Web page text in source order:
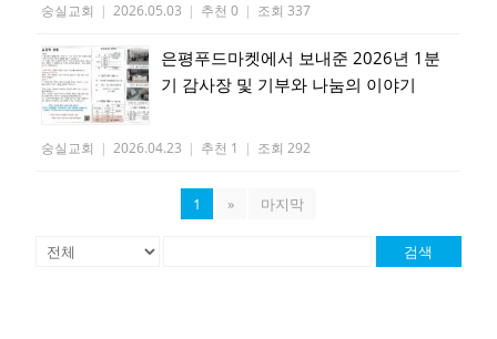
숭실교회 | 2026.05.03 | 추천 0 | 조회 337
은평푸드마켓에서 보내준 2026년 1분
기 감사장 및 기부와 나눔의 이야기
숭실교회 | 2026.04.23 | 추천 1 | 조회 292
1 » 마지막
검색